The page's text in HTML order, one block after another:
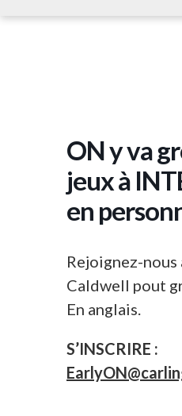
ON y va
jeux à
en
Rejoignez-nous
Caldwell pout
En anglais.
S’INSCRIRE :